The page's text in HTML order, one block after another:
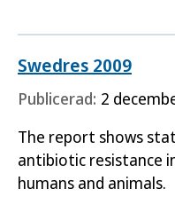
Swedres 2009
Publicerad: 2
The report shows
antibiotic resistance
humans and animals.